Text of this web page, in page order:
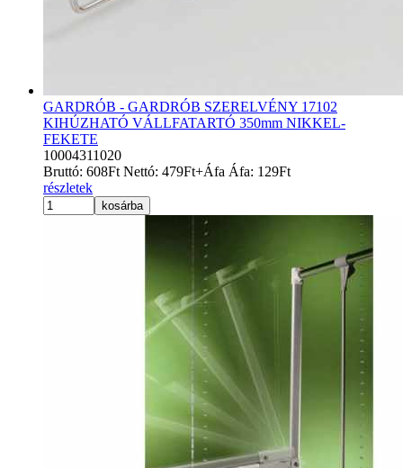
GARDRÓB - GARDRÓB SZERELVÉNY 17102
KIHÚZHATÓ VÁLLFATARTÓ 350mm NIKKEL-
FEKETE
10004311020
Bruttó: 608Ft Nettó: 479Ft+Áfa Áfa: 129Ft
részletek
kosárba